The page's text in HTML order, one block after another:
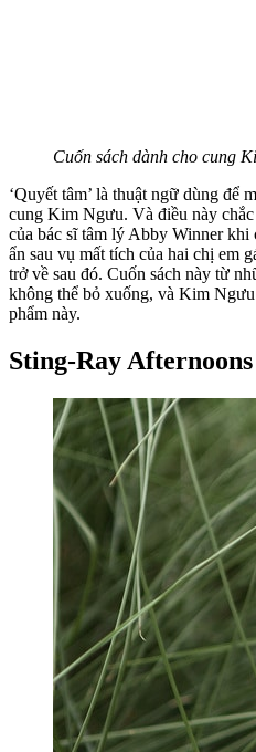
Cuốn sách dành cho cung
‘Quyết tâm’ là thuật ngữ dùng để
cung Kim Ngưu. Và điều này
của bác sĩ tâm lý Abby Winner
ẩn sau vụ mất tích của hai chị em
trở về sau đó. Cuốn sách này từ
không thể bỏ xuống, và Kim Ngưu
phẩm này.
Sting-Ray